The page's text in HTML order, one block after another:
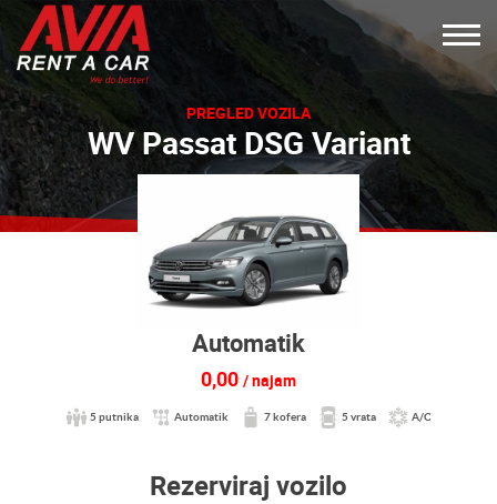
PREGLED VOZILA
WV Passat DSG Variant
Automatik
0,00 / najam
5 putnika Automatik 7 kofera 5 vrata A/C
Rezerviraj vozilo